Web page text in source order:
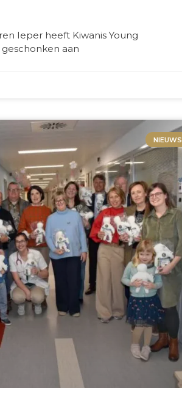
Ieper heeft Kiwanis Young
aan
NIEUWS